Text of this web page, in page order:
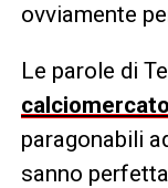
ovviamente
Le parole di
calciomercato
paragonabili
sanno